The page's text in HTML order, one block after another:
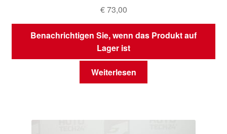
€73,00
Benachrichtigen Sie, wenn das Produkt auf
Lager ist
Weiterlesen